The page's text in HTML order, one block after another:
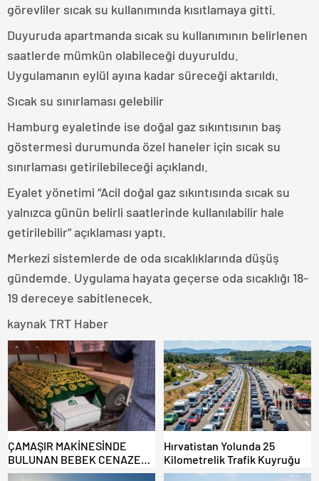
görevliler sıcak su kullanımında kısıtlamaya gitti.
Duyuruda apartmanda sıcak su kullanımının belirlenen
saatlerde mümkün olabileceği duyuruldu.
Uygulamanın eylül ayına kadar süreceği aktarıldı.
Sıcak su sınırlaması gelebilir
Hamburg eyaletinde ise doğal gaz sıkıntısının baş
göstermesi durumunda özel haneler için sıcak su
sınırlaması getirilebileceği açıklandı.
Eyalet yönetimi “Acil doğal gaz sıkıntısında sıcak su
yalnızca günün belirli saatlerinde kullanılabilir hale
getirilebilir” açıklaması yaptı.
Merkezi sistemlerde de oda sıcaklıklarında düşüş
gündemde. Uygulama hayata geçerse oda sıcaklığı 18-
19 dereceye sabitlenecek.
kaynak TRT Haber
ÇAMAŞIR MAKİNESİNDE
BULUNAN BEBEK CENAZESİ
ŞOK ETTİ
Hırvatistan Yolunda 25
Kilometrelik Trafik Kuyruğu